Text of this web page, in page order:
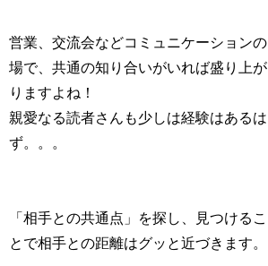
営業、交流会などコミュニケーションの
場で、共通の知り合いがいれば盛り上が
りますよね！
親愛なる読者さんも少しは経験はあるは
ず。。。
「相手との共通点」を探し、見つけるこ
とで相手との距離はグッと近づきます。